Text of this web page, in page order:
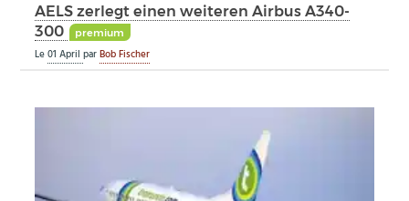
AELS zerlegt einen weiteren Airbus A340-
300
premium
Le01 AprilparBob Fischer